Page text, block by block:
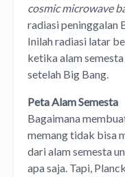
cosmic microwave
radiasi peninggalan
Inilah radiasi latar
ketika alam
setelah Big Bang.
Peta Alam Semesta
Bagaimana
memang tidak bisa
dari alam semesta
apa saja. Tapi,